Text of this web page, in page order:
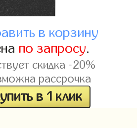
в корзину
по запросу.
скидка -20%
рассрочка
в 1 клик